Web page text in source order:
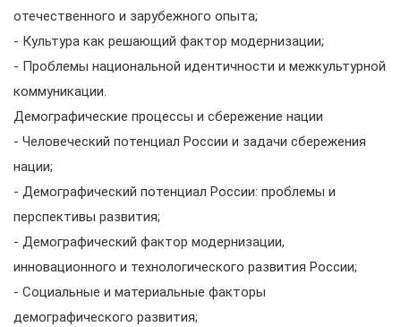
отечественного и зарубежного опыта;
- Культура как решающий фактор модернизации;
- Проблемы национальной идентичности и межкультурной
коммуникации.
Демографические процессы и сбережение нации
- Человеческий потенциал России и задачи сбережения
нации;
- Демографический потенциал России: проблемы и
перспективы развития;
- Демографический фактор модернизации,
инновационного и технологического развития России;
- Социальные и материальные факторы
демографического развития;